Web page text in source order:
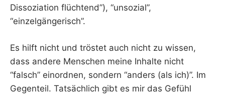
Dissoziation flüchtend”), “unsozial”,
“einzelgängerisch”.
Es hilft nicht und tröstet auch nicht zu wissen,
dass andere Menschen meine Inhalte nicht
“falsch” einordnen, sondern “anders (als ich)”. Im
Gegenteil. Tatsächlich gibt es mir das Gefühl